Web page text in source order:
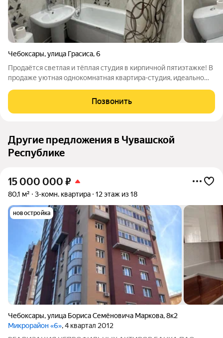
Чебоксары,улица Грасиса,6
Продаётся светлая и тёплая студия в кирпичной пятиэтажке! В
продаже уютная однокомнатная квартира-студия, идеально
этаже кирпичного дома с окнами во двор обеспечивает
тишину и уют. Квартира 18
Позвонить
Другие предложения в Чувашской
Республике
15 000 000 ₽
80,1 м² 3-комн. квартира 12 этаж из 18
новостройка
Чебоксары,улица Бориса Семёновича Маркова,8к2
Микрорайон «6», 4 квартал 2012